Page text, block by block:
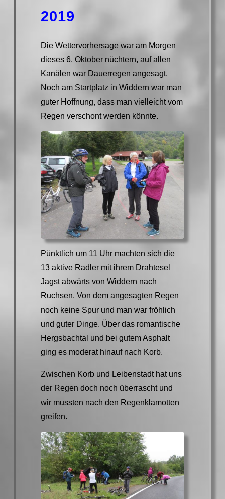
2019
Die Wettervorhersage war am Morgen
dieses 6. Oktober nüchtern, auf allen
Kanälen war Dauerregen angesagt.
Noch am Startplatz in Widdern war man
guter Hoffnung, dass man vielleicht vom
Regen verschont werden könnte.
Pünktlich um 11 Uhr machten sich die
13 aktive Radler mit ihrem Drahtesel
Jagst abwärts von Widdern nach
Ruchsen. Von dem angesagten Regen
noch keine Spur und man war fröhlich
und guter Dinge. Über das romantische
Hergsbachtal und bei gutem Asphalt
ging es moderat hinauf nach Korb.
Zwischen Korb und Leibenstadt hat uns
der Regen doch noch überrascht und
wir mussten nach den Regenklamotten
greifen.